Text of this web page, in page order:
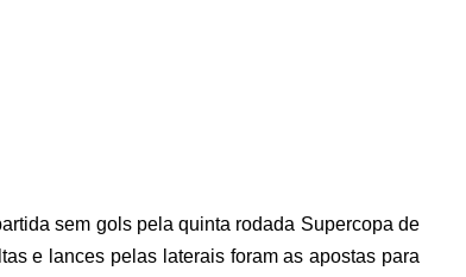
sem gols pela quinta rodada Supercopa de
e lances pelas laterais foram as apostas para